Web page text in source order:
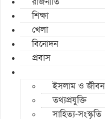
শিক্ষা
খেলা
বিনোদন
প্রবাস
ইসলাম ও জীবন
তথ্যপ্রযুক্তি
সাহিত্য-সংস্কৃতি